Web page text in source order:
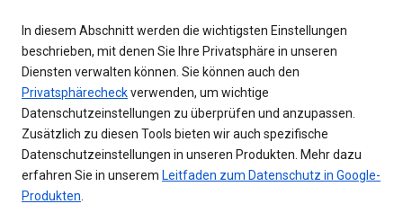
In diesem Abschnitt werden die wichtigsten Einstellungen
beschrieben, mit denen Sie Ihre Privatsphäre in unseren
Diensten verwalten können. Sie können auch den
Privatsphärecheckverwenden, um wichtige
Datenschutzeinstellungen zu überprüfen und anzupassen.
Zusätzlich zu diesen Tools bieten wir auch spezifische
Datenschutzeinstellungen in unseren Produkten. Mehr dazu
erfahren Sie in unserem Leitfaden zum Datenschutz in Google-
Produkten